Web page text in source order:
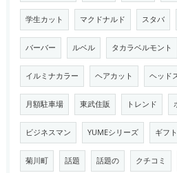
学生カット マクドナルド スタバ
バーバー ルベル タカラベルモント
イルミナカラー ヘアカット ヘッド
月額駐車場 東武住販 トレンド
ビジネスマン YUMEシリーズ ギフト
菊川町 話題 話題の クチコミ